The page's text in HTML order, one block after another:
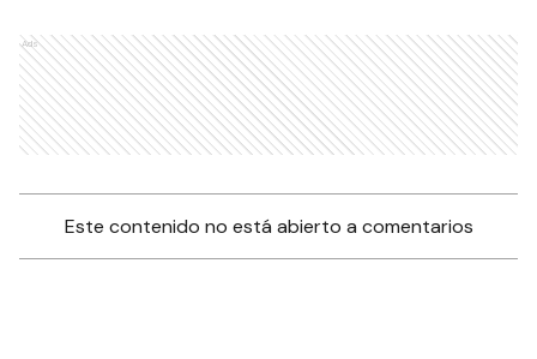
Ads
Este contenido no está abierto a comentarios